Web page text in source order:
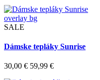
overlay bg
SALE
Dámske tepláky Sunrise
30,00 € 59,99 €